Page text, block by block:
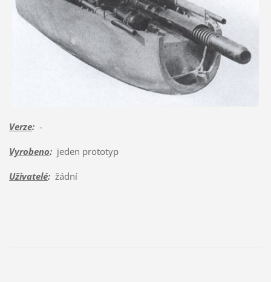
Verze:-
Vyrobeno:jeden prototyp
Uživatelé:žádní